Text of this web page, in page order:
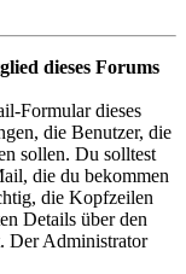
dieses Forums
Formular dieses
die Benutzer, die
sollen. Du solltest
die du bekommen
die Kopfzeilen
Details über den
Der Administrator